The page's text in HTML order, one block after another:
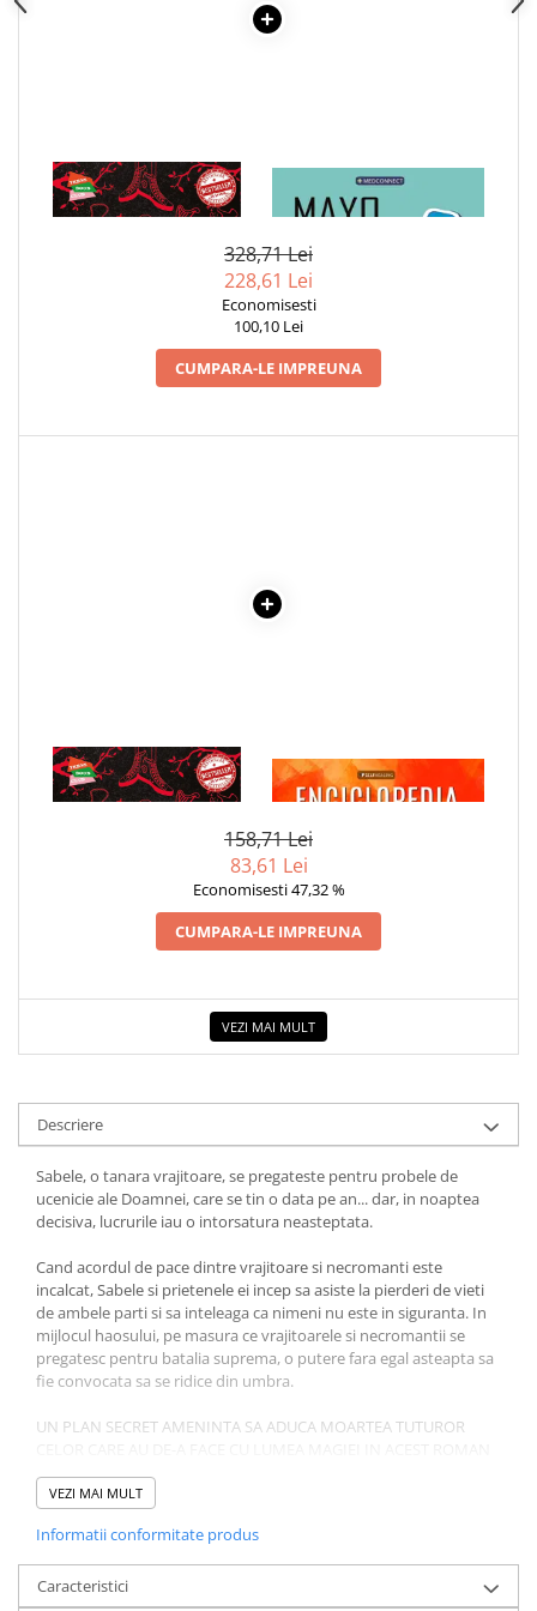
1 x NECROMANTI SI
VRAJITOARE, FRATIA
1 x MAYO CLINIC. CARTEA
ESENTIALA DESPRE DIABETUL
328,71 Lei
228,61 Lei
Economisesti
100,10 Lei
CUMPARA-LE IMPREUNA
1 x NECROMANTI SI
VRAJITOARE, FRATIA
1 x ENCICLOPEDIA
CRISTALELOR
158,71 Lei
83,61 Lei
Economisesti 47,32 %
CUMPARA-LE IMPREUNA
VEZI MAI MULT
Descriere
Sabele, o tanara vrajitoare, se pregateste pentru probele de
ucenicie ale Doamnei, care se tin o data pe an... dar, in noaptea
decisiva, lucrurile iau o intorsatura neasteptata.
Cand acordul de pace dintre vrajitoare si necromanti este
incalcat, Sabele si prietenele ei incep sa asiste la pierderi de vieti
de ambele parti si sa inteleaga ca nimeni nu este in siguranta. In
mijlocul haosului, pe masura ce vrajitoarele si necromantii se
pregatesc pentru batalia suprema, o putere fara egal asteapta sa
fie convocata sa se ridice din umbra.
UN PLAN SECRET AMENINTA SA ADUCA MOARTEA TUTUROR
DE FANTEZIE URBANA.
furia catorva fanatici, mai periculos: ura care astepta adormita,
atat de calma incat parea aproape inofensiva, imbra-tisata de o
frica ce se afla in toti."
VEZI MAI MULT
Informatii conformitate produs
Caracteristici